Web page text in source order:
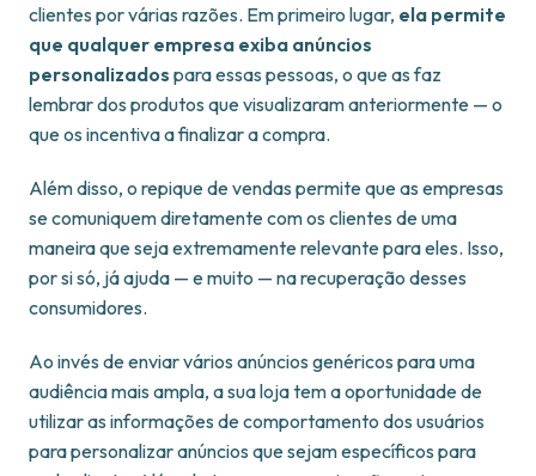
clientes por várias razões. Em primeiro lugar, ela permite
que qualquer empresa exiba anúncios
personalizados para essas pessoas, o que as faz
lembrar dos produtos que visualizaram anteriormente — o
que os incentiva a finalizar a compra.
Além disso, o repique de vendas permite que as empresas
se comuniquem diretamente com os clientes de uma
maneira que seja extremamente relevante para eles. Isso,
por si só, já ajuda — e muito — na recuperação desses
consumidores.
Ao invés de enviar vários anúncios genéricos para uma
audiência mais ampla, a sua loja tem a oportunidade de
utilizar as informações de comportamento dos usuários
para personalizar anúncios que sejam específicos para